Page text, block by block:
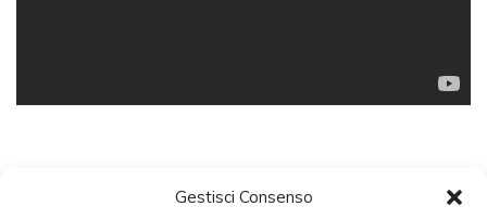
Gestisci Consenso